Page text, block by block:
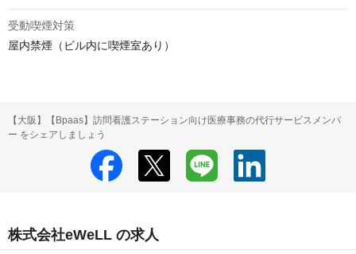
受動喫煙対策
屋内禁煙（ビル内に喫煙室あり）
【大阪】【Bpaas】訪問看護ステーション向け医療事務の代行サービスメンバ
ー をシェアしましょう
株式会社eWeLL の求人